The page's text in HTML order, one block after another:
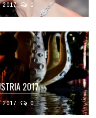
2017 0
2017
2017 0